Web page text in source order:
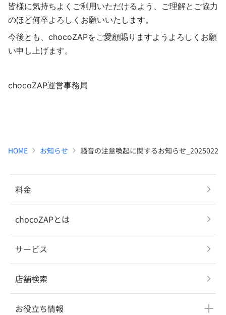
皆様に気持ちよくご利用いただけるよう、ご理解とご協力
のほど何卒よろしくお願いいたします。
今後とも、chocoZAPをご愛顧賜りますようよろしくお願
い申し上げます。
chocoZAP運営事務局
HOME お知らせ 騒音の注意喚起に関するお知らせ
料金
chocoZAPとは
サービス
店舗検索
お役立ち情報